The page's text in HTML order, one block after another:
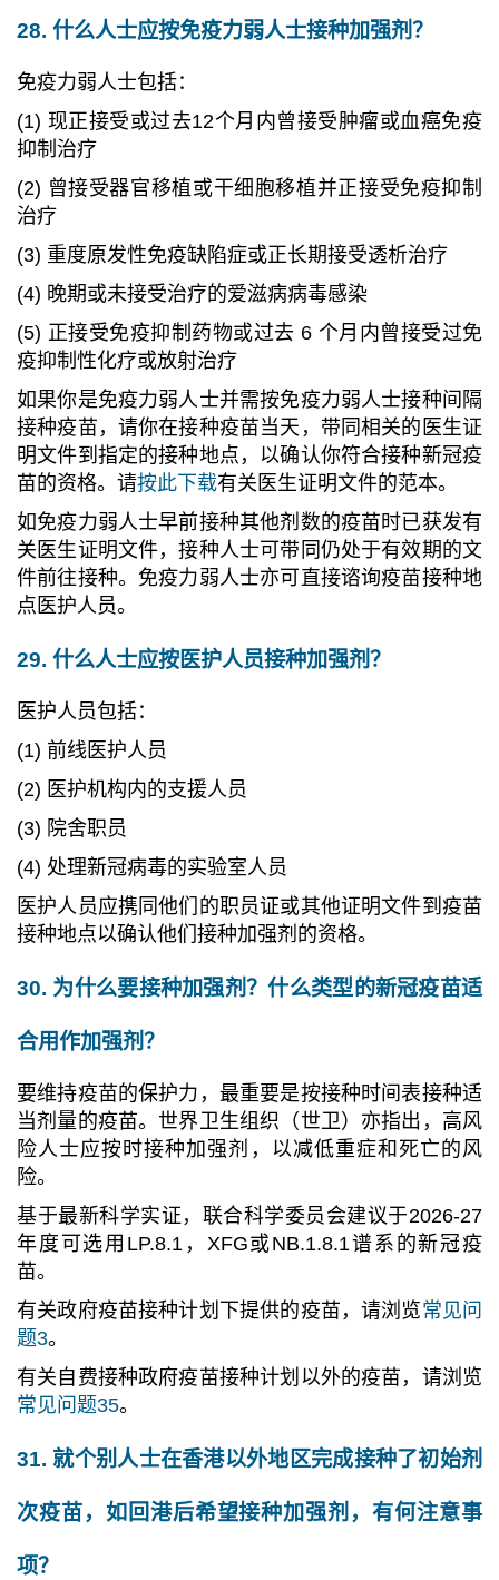
28. 什么人士应按免疫力弱人士接种加强剂？
免疫力弱人士包括：
(1) 现正接受或过去12个月内曾接受肿瘤或血癌免疫
抑制治疗
(2) 曾接受器官移植或干细胞移植并正接受免疫抑制
治疗
(3) 重度原发性免疫缺陷症或正长期接受透析治疗
(4) 晚期或未接受治疗的爱滋病病毒感染
(5) 正接受免疫抑制药物或过去 6 个月内曾接受过免
疫抑制性化疗或放射治疗
如果你是免疫力弱人士并需按免疫力弱人士接种间隔
接种疫苗，请你在接种疫苗当天，带同相关的医生证
明文件到指定的接种地点，以确认你符合接种新冠疫
苗的资格。请按此下载有关医生证明文件的范本。
如免疫力弱人士早前接种其他剂数的疫苗时已获发有
关医生证明文件，接种人士可带同仍处于有效期的文
件前往接种。免疫力弱人士亦可直接谘询疫苗接种地
点医护人员。
29. 什么人士应按医护人员接种加强剂？
医护人员包括：
(1) 前线医护人员
(2) 医护机构内的支援人员
(3) 院舍职员
(4) 处理新冠病毒的实验室人员
医护人员应携同他们的职员证或其他证明文件到疫苗
接种地点以确认他们接种加强剂的资格。
30. 为什么要接种加强剂？什么类型的新冠疫苗适
合用作加强剂？
要维持疫苗的保护力，最重要是按接种时间表接种适
当剂量的疫苗。世界卫生组织（世卫）亦指出，高风
险人士应按时接种加强剂，以减低重症和死亡的风
险。
基于最新科学实证，联合科学委员会建议于2026-27
年度可选用LP.8.1，XFG或NB.1.8.1谱系的新冠疫
苗。
有关政府疫苗接种计划下提供的疫苗，请浏览常见问
题3。
有关自费接种政府疫苗接种计划以外的疫苗，请浏览
常见问题35。
31. 就个别人士在香港以外地区完成接种了初始剂
次疫苗，如回港后希望接种加强剂，有何注意事
项？